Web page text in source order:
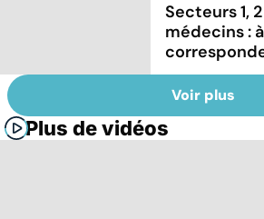
Secteurs 1,
médecins :
Voir plus
Plus de vidéos